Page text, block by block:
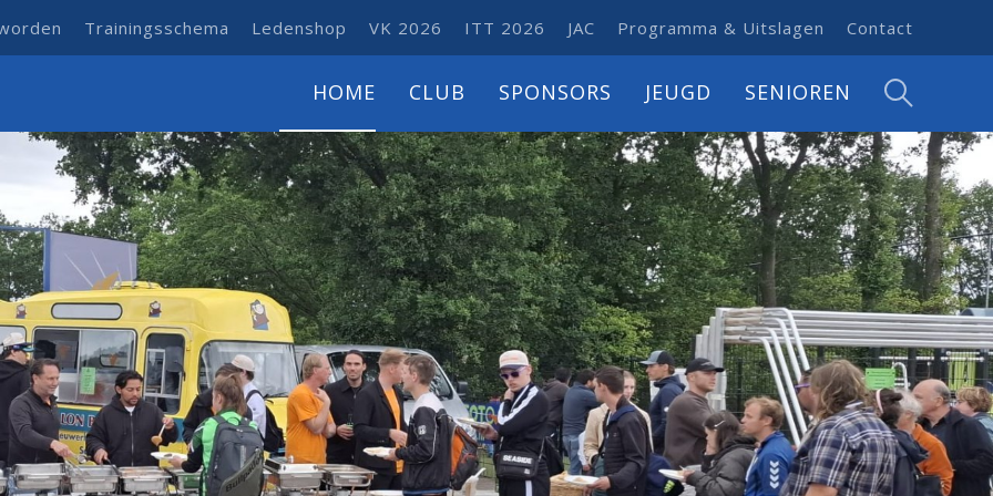
Trainingsschema Ledenshop VK 2026 ITT 2026 JAC Programma & Uitslagen Contact
HOME CLUB SPONSORS JEUGD SENIOREN